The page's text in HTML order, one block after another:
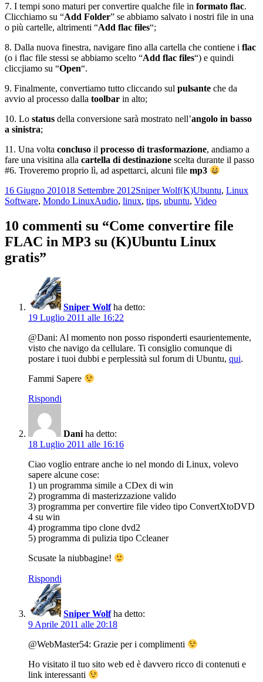
7. I tempi sono maturi per convertire qualche file in formato flac.
Clicchiamo su “Add Folder” se abbiamo salvato i nostri file in una
o più cartelle, altrimenti “Add flac files“;
8. Dalla nuova finestra, navigare fino alla cartella che contiene i flac
(o i flac file stessi se abbiamo scelto “Add flac files“) e quindi
cliccjiamo su “Open“.
9. Finalmente, convertiamo tutto cliccando sul pulsante che da
avvio al processo dalla toolbar in alto;
10. Lo status della conversione sarà mostrato nell’angolo in basso
a sinistra;
11. Una volta concluso il processo di trasformazione, andiamo a
fare una visitina alla cartella di destinazione scelta durante il passo
#6. Troveremo proprio lì, ad aspettarci, alcuni file mp3
Scritto
il
16 Giugno 201018 Settembre 2012Autore
Sniper WolfCategorie
(K)Ubuntu, Linux
Software, Mondo LinuxTag
Audio, linux, tips, ubuntu, Video
10 commenti su “Come convertire file
FLAC in MP3 su (K)Ubuntu Linux
gratis”
Sniper Wolf ha detto:
19 Luglio 2011 alle 16:22
@Dani: Al momento non posso risponderti esaurientemente,
visto che navigo da cellulare. Ti consiglio comunque di
postare i tuoi dubbi e perplessità sul forum di Ubuntu, qui.
Fammi Sapere
Rispondi
Dani ha detto:
18 Luglio 2011 alle 16:16
Ciao voglio entrare anche io nel mondo di Linux, volevo
sapere alcune cose:
1) un programma simile a CDex di win
2) programma di masterizzazione valido
3) programma per convertire file video tipo ConvertXtoDVD
4 su win
4) programma tipo clone dvd2
5) programma di pulizia tipo Ccleaner
Scusate la niubbagine!
Rispondi
Sniper Wolf ha detto:
9 Aprile 2011 alle 20:18
@WebMaster54: Grazie per i complimenti
Ho visitato il tuo sito web ed è davvero ricco di contenuti e
link interessanti